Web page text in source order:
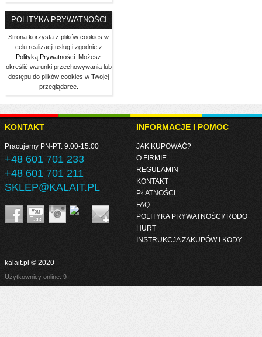
POLITYKA PRYWATNOŚCI
Strona korzysta z plików cookies w
celu realizacji usług i zgodnie z
Polityką Prywatności . Możesz
określić warunki przechowywania lub
dostępu do plików cookies w Twojej
przeglądarce.
KONTAKT
Pracujemy PN-PT: 9.00-15.00
+48 601 701 233
+48 601 701 211
SKLEP@KALAIT.PL
INFORMACJE I POMOC
JAK KUPOWAĆ?
O FIRMIE
REGULAMIN
KONTAKT
PŁATNOŚCI
FAQ
POLITYKA PRYWATNOŚCI/ RODO
HURT
INSTRUKCJA ZAKUPÓW I KODY
kalait.pl © 2020
Użytkownicy online: 9